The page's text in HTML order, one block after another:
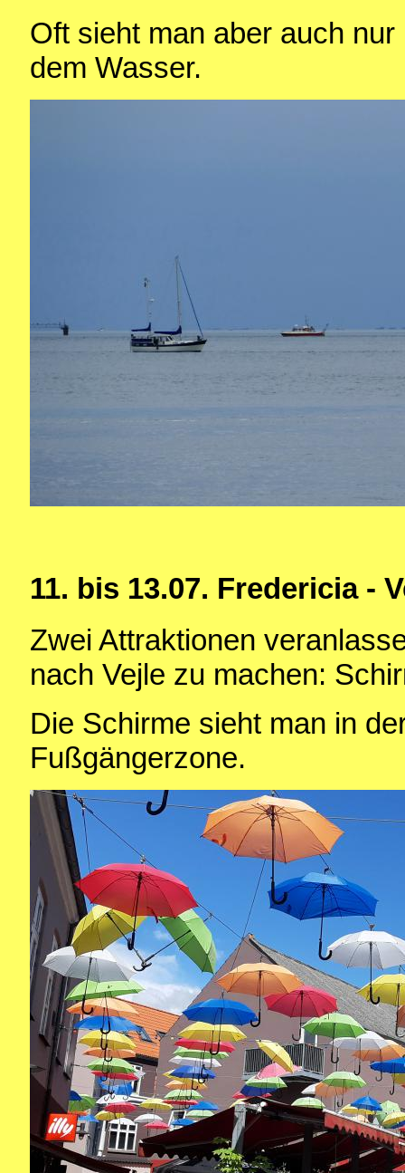
Oft sieht man aber auch
dem Wasser.
11. bis 13.07. Fredericia -
Zwei Attraktionen
nach Vejle zu machen:
Die Schirme sieht man in
Fußgängerzone.